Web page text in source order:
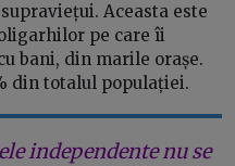
Aceasta este
pe care îi
bani, din marile orașe.
din totalul populației.
independente nu se